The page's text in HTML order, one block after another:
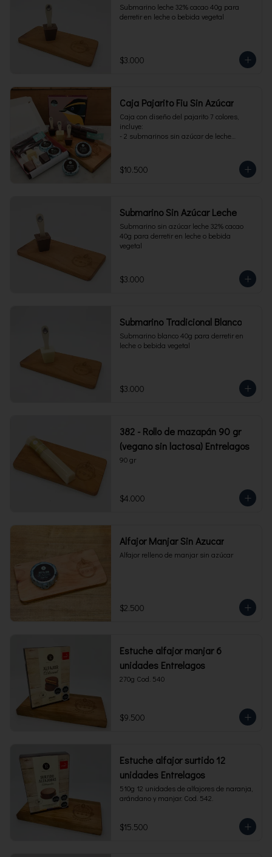
Submarino leche 32% cacao 40g para
derretir en leche o bebida vegetal
$3.000
Caja Pajarito Fiu Sin Azúcar
Caja con diseño del pajarito 7 colores,
incluye:
- 2 submarinos sin azúcar de leche
$10.500
Submarino Sin Azúcar Leche
Submarino sin azúcar leche 32% cacao
40g para derretir en leche o bebida
vegetal
$3.000
Submarino Tradicional Blanco
Submarino blanco 40g para derretir en
leche o bebida vegetal
$3.000
382 - Rollo de mazapán 90 gr
(vegano sin lactosa) Entrelagos
90 gr
$4.000
Alfajor Manjar Sin Azucar
Alfajor relleno de manjar sin azúcar
$2.500
Estuche alfajor manjar 6
unidades Entrelagos
270g Cod. 540
$9.500
Estuche alfajor surtido 12
unidades Entrelagos
510g 12 unidades de alfajores de naranja,
arándano y manjar. Cod. 542.
$15.500